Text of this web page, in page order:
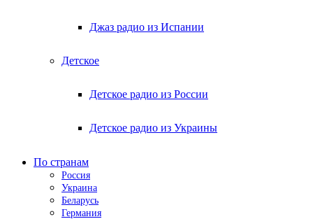
Джаз радио из Испании
Детское
Детское радио из России
Детское радио из Украины
По странам
Россия
Украина
Беларусь
Германия